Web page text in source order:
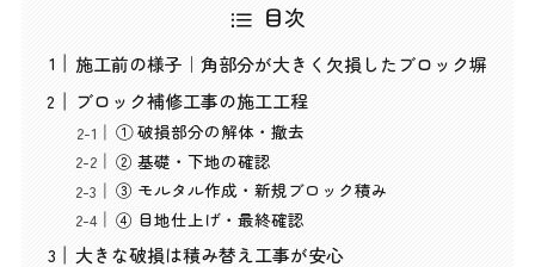
目次
施工前の様子｜角部分が大きく欠損したブロック塀
ブロック補修工事の施工工程
① 破損部分の解体・撤去
② 基礎・下地の確認
③ モルタル作成・新規ブロック積み
④ 目地仕上げ・最終確認
大きな破損は積み替え工事が安心